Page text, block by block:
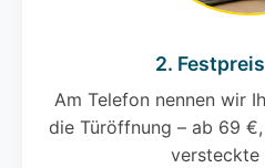
2.
Am Telefon nennen wir
die Türöffnung – ab 69
versteckte